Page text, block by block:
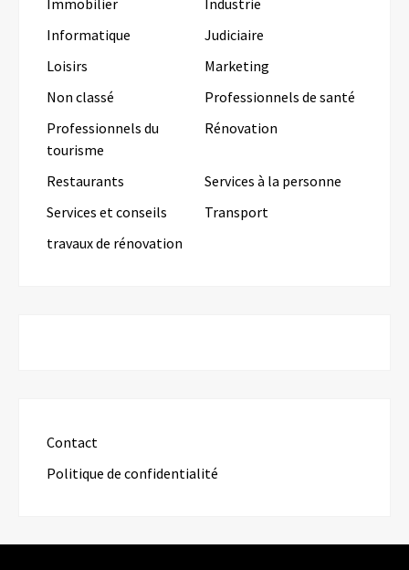
Informatique
Judiciaire
Loisirs
Marketing
Non classé
Professionnels de santé
Professionnels du
tourisme
Rénovation
Restaurants
Services à la personne
Services et conseils
Transport
travaux de rénovation
Contact
Politique de confidentialité